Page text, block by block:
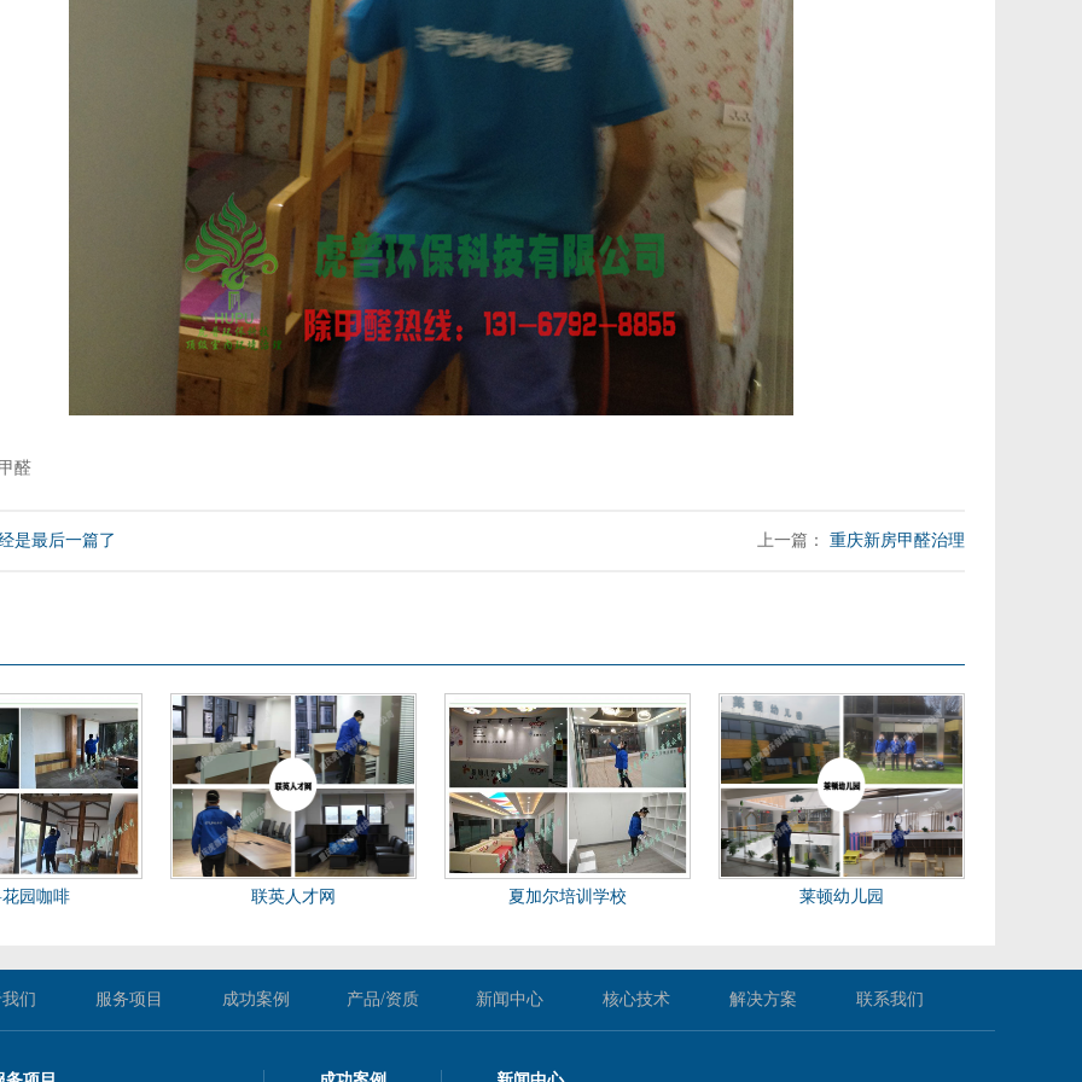
醛
是最后一篇了 上一篇： 重庆新房甲醛治理
园咖啡 联英人才网 夏加尔培训学校 莱顿幼儿园
们 服务项目 成功案例 产品/资质 新闻中心 核心技术 解决方案 联系我们